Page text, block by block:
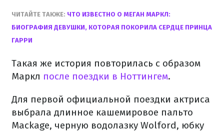
ЧИТАЙТЕ ТАКЖЕ: ЧТО ИЗВЕСТНО О МЕГАН МАРКЛ:
БИОГРАФИЯ ДЕВУШКИ, КОТОРАЯ ПОКОРИЛА СЕРДЦЕ ПРИНЦА
ГАРРИ
Такая же история повторилась с образом
Маркл после поездки в Ноттингем.
Для первой официальной поездки актриса
выбрала длинное кашемировое пальто
Mackage, черную водолазку Wolford, юбку